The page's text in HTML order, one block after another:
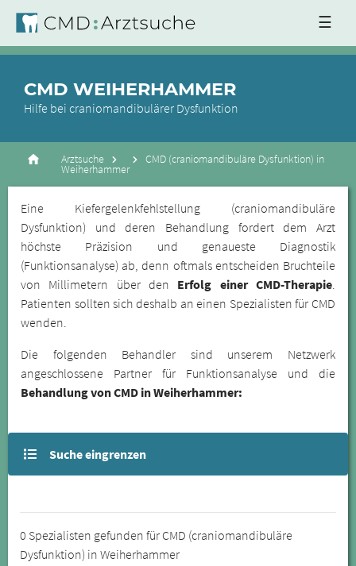
☰
CMD WEIHERHAMMER
Hilfe bei craniomandibulärer Dysfunktion
Arztsuche CMD (craniomandibuläre Dysfunktion) in
Weiherhammer
Eine Kiefergelenkfehlstellung (craniomandibuläre
Dysfunktion) und deren Behandlung fordert dem Arzt
höchste Präzision und genaueste Diagnostik
(Funktionsanalyse) ab, denn oftmals entscheiden Bruchteile
von Millimetern über den Erfolg einer CMD-Therapie.
Patienten sollten sich deshalb an einen Spezialisten für CMD
wenden.
Die folgenden Behandler sind unserem Netzwerk
angeschlossene Partner für Funktionsanalyse und die
Behandlung von CMD in Weiherhammer:
Suche eingrenzen
0 Spezialisten gefunden für CMD (craniomandibuläre
Dysfunktion) in Weiherhammer